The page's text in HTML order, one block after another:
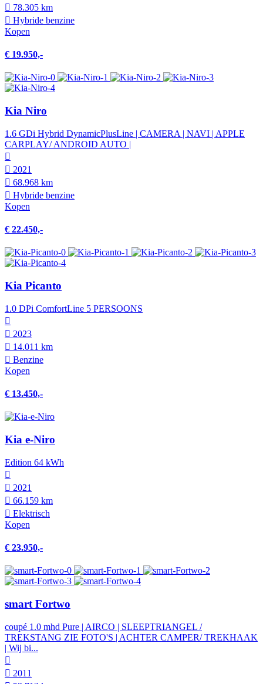
78.305 km
Hybride benzine
Kopen
€ 19.950,-
Kia Niro
1.6 GDi Hybrid DynamicPlusLine | CAMERA | NAVI | APPLE
CARPLAY/ ANDROID AUTO |
2021
68.968 km
Hybride benzine
Kopen
€ 22.450,-
Kia Picanto
1.0 DPi ComfortLine 5 PERSOONS
2023
14.011 km
Benzine
Kopen
€ 13.450,-
Kia e-Niro
Edition 64 kWh
2021
66.159 km
Elektrisch
Kopen
€ 23.950,-
smart Fortwo
coupé 1.0 mhd Pure | AIRCO | SLEEPTRIANGEL /
TREKSTANG ZIE FOTO'S | ACHTER CAMPER/ TREKHAAK
| Wij bi...
2011